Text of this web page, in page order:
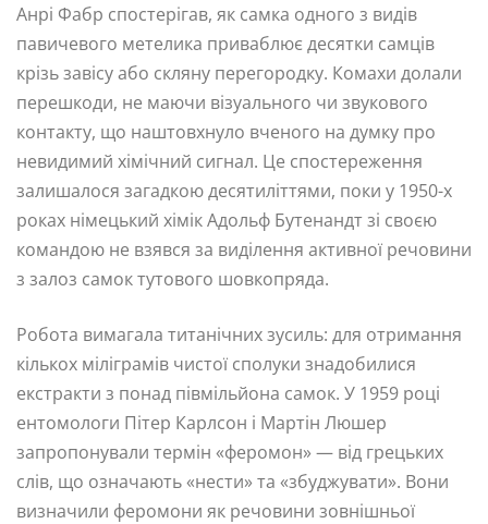
Анрі Фабр спостерігав, як самка одного з видів
павичевого метелика приваблює десятки самців
крізь завісу або скляну перегородку. Комахи долали
перешкоди, не маючи візуального чи звукового
контакту, що наштовхнуло вченого на думку про
невидимий хімічний сигнал. Це спостереження
залишалося загадкою десятиліттями, поки у 1950-х
роках німецький хімік Адольф Бутенандт зі своєю
командою не взявся за виділення активної речовини
з залоз самок тутового шовкопряда.
Робота вимагала титанічних зусиль: для отримання
кількох міліграмів чистої сполуки знадобилися
екстракти з понад півмільйона самок. У 1959 році
ентомологи Пітер Карлсон і Мартін Люшер
запропонували термін «феромон» — від грецьких
слів, що означають «нести» та «збуджувати». Вони
визначили феромони як речовини зовнішньої